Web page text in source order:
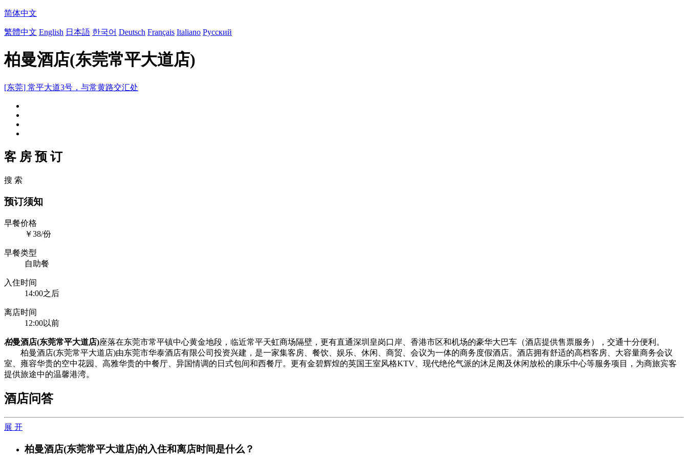
简体中文
繁體中文 English 日本語 한국어 Deutsch Français Italiano Русский
柏曼酒店(东莞常平大道店)
[东莞] 常平大道3号，与常黄路交汇处
客 房 预 订
搜 索
预订须知
早餐价格
￥38/份
早餐类型
自助餐
入住时间
14:00之后
离店时间
12:00以前
柏曼酒店(东莞常平大道店)座落在东莞市常平镇中心黄金地段，临近常平天虹商场隔壁，更有直通深圳皇岗口岸、香港市区和机场的豪华大巴车（酒店提供售票服务），交通十分便利。
柏曼酒店(东莞常平大道店)由东莞市华泰酒店有限公司投资兴建，是一家集客房、餐饮、娱乐、休闲、商贸、会议为一体的商务度假酒店。酒店拥有舒适的高档客房、大容量商务会议
室、雍容华贵的空中花园、高雅华贵的中餐厅、异国情调的日式包间和西餐厅。更有金碧辉煌的英国王室风格KTV、现代绝伦气派的沐足阁及休闲放松的康乐中心等服务项目，为商旅宾客
提供旅途中的温馨港湾。
酒店问答
展 开
柏曼酒店(东莞常平大道店)的入住和离店时间是什么？